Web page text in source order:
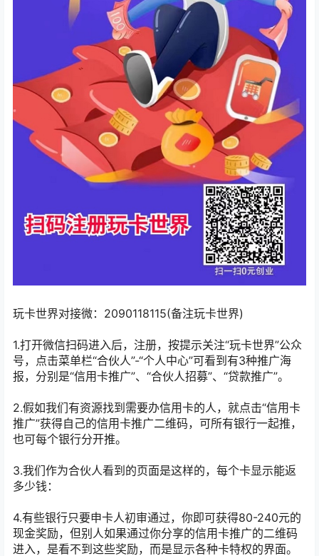
玩卡世界对接微：2090118115(备注玩卡世界)
1.打开微信扫码进入后，注册，按提示关注“玩卡世界”公众
号，点击菜单栏“合伙人”-“个人中心”可看到有3种推广海
报，分别是“信用卡推广”、“合伙人招募”、“贷款推广”。
2.假如我们有资源找到需要办信用卡的人，就点击“信用卡
推广”获得自己的信用卡推广二维码，可所有银行一起推，
也可每个银行分开推。
3.我们作为合伙人看到的页面是这样的，每个卡显示能返
多少钱：
4.有些银行只要申卡人初审通过，你即可获得80-240元的
现金奖励，但别人如果通过你分享的信用卡推广的二维码
进入，是看不到这些奖励，而是显示各种卡特权的界面。